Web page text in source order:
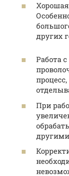
других
Работа
При